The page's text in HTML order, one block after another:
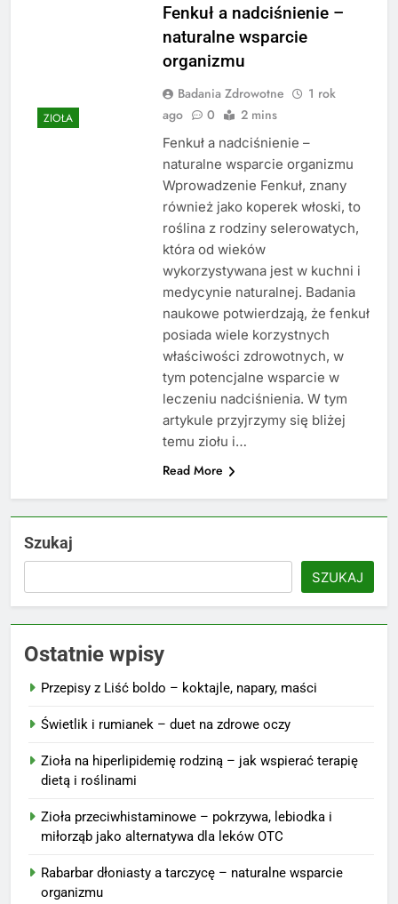
ZIOŁA
Fenkuł a nadciśnienie –
naturalne wsparcie
organizmu
Badania Zdrowotne
1 rok
ago
0 2 mins
Fenkuł a nadciśnienie –
naturalne wsparcie organizmu
Wprowadzenie Fenkuł, znany
również jako koperek włoski, to
roślina z rodziny selerowatych,
która od wieków
wykorzystywana jest w kuchni i
medycynie naturalnej. Badania
naukowe potwierdzają, że fenkuł
posiada wiele korzystnych
właściwości zdrowotnych, w
tym potencjalne wsparcie w
leczeniu nadciśnienia. W tym
artykule przyjrzymy się bliżej
temu ziołu i…
Read More
Szukaj
SZUKAJ
Ostatnie wpisy
Przepisy z Liść boldo – koktajle, napary, maści
Świetlik i rumianek – duet na zdrowe oczy
Zioła na hiperlipidemię rodziną – jak wspierać terapię
dietą i roślinami
Zioła przeciwhistaminowe – pokrzywa, lebiodka i
miłorząb jako alternatywa dla leków OTC
Rabarbar dłoniasty a tarczycę – naturalne wsparcie
organizmu